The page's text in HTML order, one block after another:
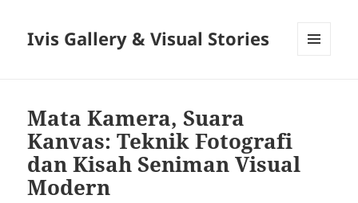
Ivis Gallery & Visual Stories
Mata Kamera, Suara
Kanvas: Teknik Fotografi
dan Kisah Seniman Visual
Modern